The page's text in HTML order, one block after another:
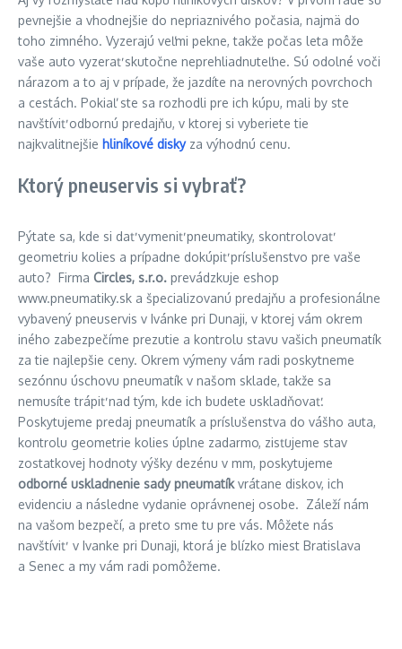
pevnejšie a vhodnejšie do nepriaznivého počasia, najmä do
toho zimného. Vyzerajú veľmi pekne, takže počas leta môže
vaše auto vyzerať skutočne neprehliadnuteľne. Sú odolné voči
nárazom a to aj v prípade, že jazdíte na nerovných povrchoch
a cestách. Pokiaľ ste sa rozhodli pre ich kúpu, mali by ste
navštíviť odbornú predajňu, v ktorej si vyberiete tie
najkvalitnejšie hliníkové disky za výhodnú cenu.
Ktorý pneuservis si vybrať?
Pýtate sa, kde si dať vymeniť pneumatiky, skontrolovať
geometriu kolies a prípadne dokúpiť príslušenstvo pre vaše
auto? Firma Circles, s.r.o. prevádzkuje eshop
www.pneumatiky.sk a špecializovanú predajňu a profesionálne
vybavený pneuservis v Ivánke pri Dunaji, v ktorej vám okrem
iného zabezpečíme prezutie a kontrolu stavu vašich pneumatík
za tie najlepšie ceny. Okrem výmeny vám radi poskytneme
sezónnu úschovu pneumatík v našom sklade, takže sa
nemusíte trápiť nad tým, kde ich budete uskladňovať.
Poskytujeme predaj pneumatík a príslušenstva do vášho auta,
kontrolu geometrie kolies úplne zadarmo, zisťujeme stav
zostatkovej hodnoty výšky dezénu v mm, poskytujeme
odborné uskladnenie sady pneumatíkvrátane diskov, ich
evidenciu a následne vydanie oprávnenej osobe. Záleží nám
na vašom bezpečí, a preto sme tu pre vás. Môžete nás
navštíviť v Ivanke pri Dunaji, ktorá je blízko miest Bratislava
a Senec a my vám radi pomôžeme.